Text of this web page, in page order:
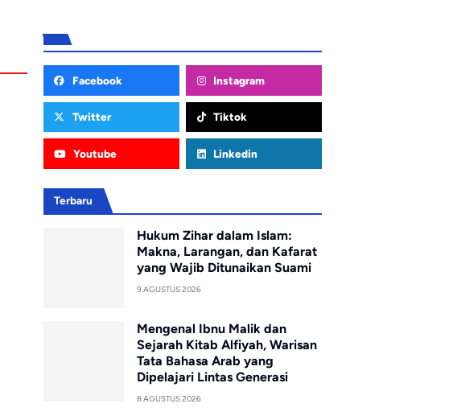
Facebook Instagram
Twitter Tiktok
Youtube Linkedin
Terbaru
Hukum Zihar dalam Islam:
Makna, Larangan, dan Kafarat
yang Wajib Ditunaikan Suami
9 AGUSTUS 2026
Mengenal Ibnu Malik dan
Sejarah Kitab Alfiyah, Warisan
Tata Bahasa Arab yang
Dipelajari Lintas Generasi
8 AGUSTUS 2026